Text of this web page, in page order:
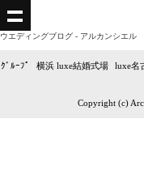
ウエディングブログ - アルカンシエル
ｸﾞﾙｰﾌﾟ 横浜 luxe結婚式場| luxe名
Copyright (c)